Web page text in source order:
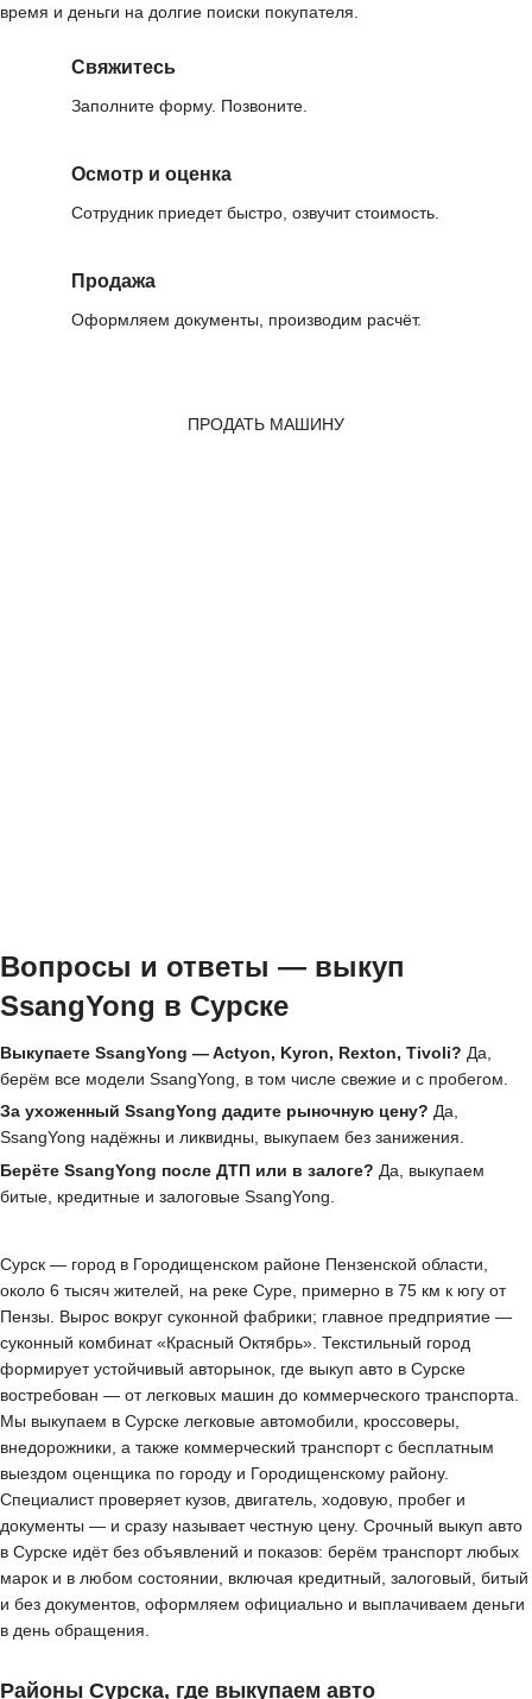
время и деньги на долгие поиски покупателя.
Свяжитесь
Заполните форму. Позвоните.
Осмотр и оценка
Сотрудник приедет быстро, озвучит стоимость.
Продажа
Оформляем документы, производим расчёт.
ПРОДАТЬ МАШИНУ
Вопросы и ответы — выкуп
SsangYong в Сурске
Выкупаете SsangYong — Actyon, Kyron, Rexton, Tivoli? Да,
берём все модели SsangYong, в том числе свежие и с пробегом.
За ухоженный SsangYong дадите рыночную цену? Да,
SsangYong надёжны и ликвидны, выкупаем без занижения.
Берёте SsangYong после ДТП или в залоге? Да, выкупаем
битые, кредитные и залоговые SsangYong.
Сурск — город в Городищенском районе Пензенской области,
около 6 тысяч жителей, на реке Суре, примерно в 75 км к югу от
Пензы. Вырос вокруг суконной фабрики; главное предприятие —
суконный комбинат «Красный Октябрь». Текстильный город
формирует устойчивый авторынок, где выкуп авто в Сурске
востребован — от легковых машин до коммерческого транспорта.
Мы выкупаем в Сурске легковые автомобили, кроссоверы,
внедорожники, а также коммерческий транспорт с бесплатным
выездом оценщика по городу и Городищенскому району.
Специалист проверяет кузов, двигатель, ходовую, пробег и
документы — и сразу называет честную цену. Срочный выкуп авто
в Сурске идёт без объявлений и показов: берём транспорт любых
марок и в любом состоянии, включая кредитный, залоговый, битый
и без документов, оформляем официально и выплачиваем деньги
в день обращения.
Районы Сурска, где выкупаем авто